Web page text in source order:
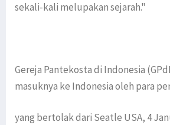
sekali-kali melupakan sejarah."
Gereja Pantekosta di Indonesia
masuknya ke Indonesia oleh para
yang bertolak dari Seatle USA, 4